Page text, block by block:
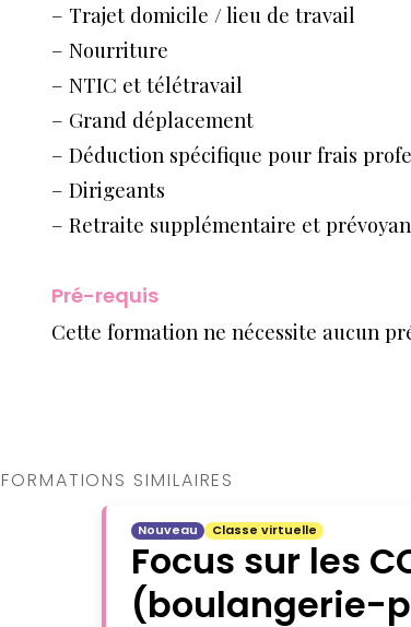
– Trajet domicile / lieu de travail
– Nourriture
– NTIC et télétravail
– Grand déplacement
– Déduction spécifique pour frais
– Dirigeants
– Retraite supplémentaire et
Pré-requis
Cette formation ne nécessite aucun
FORMATIONS SIMILAIRES
Nouveau Classe virtuelle
Focus sur les
(boulangerie-